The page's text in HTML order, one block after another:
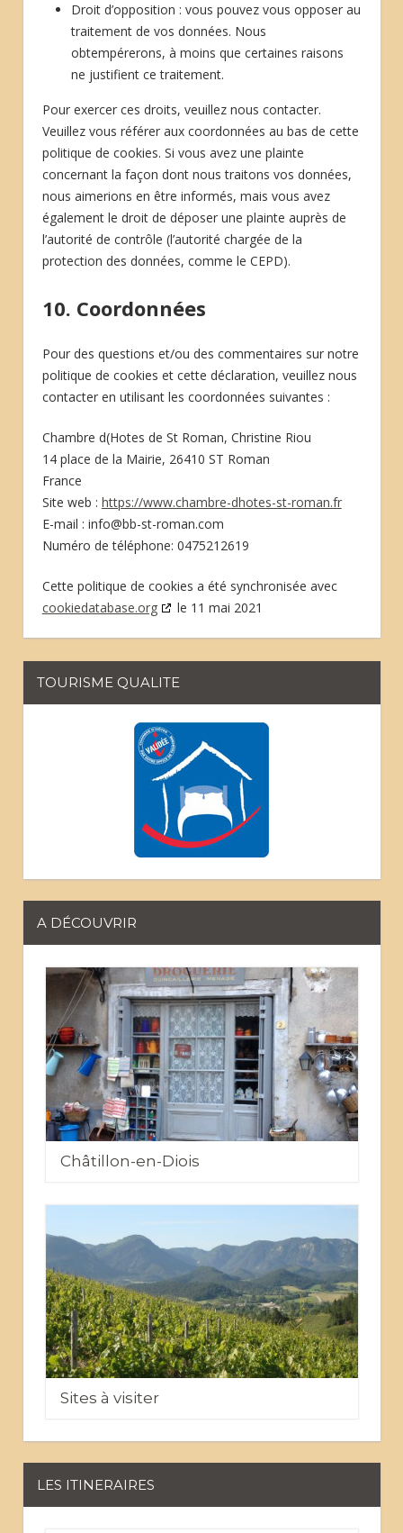
Droit d’opposition : vous pouvez vous opposer au
traitement de vos données. Nous
obtempérerons, à moins que certaines raisons
ne justifient ce traitement.
Pour exercer ces droits, veuillez nous contacter.
Veuillez vous référer aux coordonnées au bas de cette
politique de cookies. Si vous avez une plainte
concernant la façon dont nous traitons vos données,
nous aimerions en être informés, mais vous avez
également le droit de déposer une plainte auprès de
l’autorité de contrôle (l’autorité chargée de la
protection des données, comme le CEPD).
10. Coordonnées
Pour des questions et/ou des commentaires sur notre
politique de cookies et cette déclaration, veuillez nous
contacter en utilisant les coordonnées suivantes :
Chambre d(Hotes de St Roman, Christine Riou
14 place de la Mairie, 26410 ST Roman
France
Site web : https://www.chambre-dhotes-st-roman.fr
E-mail : moc.namor-ts-bb@ofni
Numéro de téléphone: 0475212619
Cette politique de cookies a été synchronisée avec
cookiedatabase.org
le 11 mai 2021
TOURISME QUALITE
A DÉCOUVRIR
Châtillon-en-Diois
Sites à visiter
LES ITINERAIRES